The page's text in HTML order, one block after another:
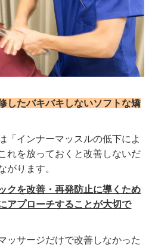
したバキバキしないソフトな矯
「インナーマッスルの低下によ
れを放っておくと改善しないだ
がります。
クを改善・再発防止に導くため
アプローチすることが大切で
ッサージだけで改善しなかった